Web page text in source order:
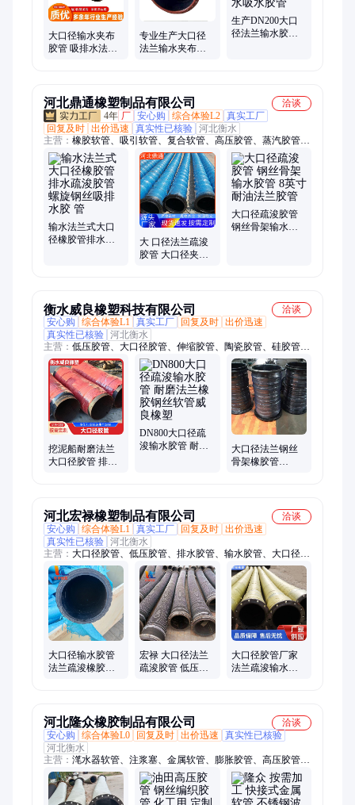
大口径输水夹布
胶管 吸排水法兰
专业生产大口径
法兰输水夹布胶
生产DN200大口
径法兰输水胶管
河北鼎通橡塑制品有限公司
洽谈
4年 厂 安心购 综合体验L2 真实工厂
回复及时 出价迅速 真实性已核验 河北衡水
主营： 橡胶软管、吸引软管、复合软管、高压胶管、蒸汽胶管、
夹布胶管、绝缘胶管、吸引胶管、耐高温胶管、大口径胶管、排
污排水胶管、耐磨喷砂胶管、石棉胶管、水冷电缆胶管、空压机
胶管、缠绕胶管、大口径钢丝胶管、耐高温夹布胶管、钢丝骨架
胶管、法兰输水胶管、大口径吸排胶管、复合化工软管、橡胶软
连接、钢丝增强软管
输水法兰式大口
径橡胶管排水疏
大 口径法兰疏浚
胶管 大口径夹布
大口径疏浚胶管
钢丝骨架输水胶
衡水威良橡塑科技有限公司
洽谈
安心购
综合体验L1 真实工厂 回复及时 出价迅速
真实性已核验 河北衡水
主营： 低压胶管、大口径胶管、伸缩胶管、陶瓷胶管、硅胶管、
高压胶管、蒸汽胶管、夹布胶管、尼龙管及尼龙树脂管、复合软
管、橡胶软连接
挖泥船耐磨法兰
大口径胶管 排吸
DN800大口径疏
浚输水胶管 耐磨
大口径法兰钢丝
骨架橡胶管
河北宏禄橡塑制品有限公司
洽谈
安心购
综合体验L1 真实工厂 回复及时 出价迅速
真实性已核验 河北衡水
主营： 大口径胶管、低压胶管、排水胶管、输水胶管、大口径橡
胶管、高压胶管、夹布胶管、胶管总成、液压胶管、夹布蒸汽胶
管、高压蒸汽胶管、压滤机滤板
大口径输水胶管
法兰疏浚橡胶管
宏禄 大口径法兰
疏浚胶管 低压吸
大口径胶管厂家
法兰疏浚输水橡
河北隆众橡胶制品有限公司
洽谈
安心购
综合体验L0 回复及时 出价迅速
真实性已核验
河北衡水
主营： 滗水器软管、注浆塞、金属软管、膨胀胶管、高压胶管、
大口径钢丝胶管、尼龙树脂管